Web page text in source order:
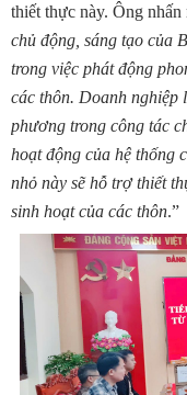
thiết thực này. Ông nhấn
chủ động, sáng tạo của
trong việc phát động
các thôn. Doanh nghiệp
phương trong công tác
hoạt động của hệ thống
nhỏ này sẽ hỗ trợ thiết
sinh hoạt của các thôn.”